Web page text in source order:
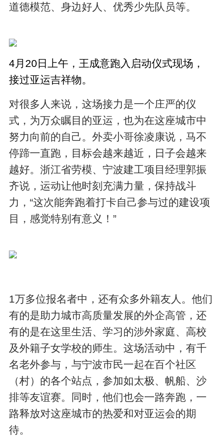
道德模范、身边好人、优秀少先队员等。
4月20日上午，王成意跑入启动仪式现场，
接过亚运吉祥物。
对很多人来说，这场接力是一个庄严的仪
式，为万众瞩目的亚运，也为在这座城市中
努力向前的自己。外卖小哥徐凌康说，马不
停蹄一直跑，目标会越来越近，日子会越来
越好。浙江省劳模、宁波建工项目经理郭振
齐说，运动让他时刻充满力量，保持战斗
力，“这次能奔跑着打卡自己参与过的建设项
目，感觉特别有意义！”
1万多位报名者中，还有众多外籍友人。他们
有的是助力城市高质量发展的外企高管，还
有的是在这里生活、学习的涉外家庭、高校
及外籍子女学校的师生。这场活动中，有千
名老外参与，与宁波市民一起在百个社区
（村）的各个站点，参加如太极、帆船、沙
排等友谊赛。同时，他们也会一路奔跑，一
路释放对这座城市的热爱和对亚运会的期
待。